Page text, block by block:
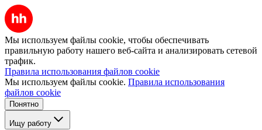
Мы используем файлы cookie, чтобы обеспечивать
правильную работу нашего веб-сайта и анализировать сетевой
трафик.
Правила использования файлов cookie
Мы используем файлы cookie. Правила использования
файлов cookie
Понятно
Ищу работу